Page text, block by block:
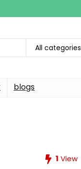
All categories
blogs
1 View